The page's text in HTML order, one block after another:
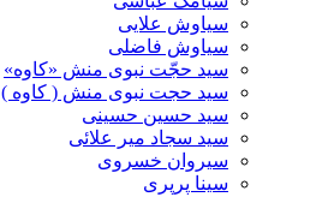
سیاوش علایی
سیاوش فاضلی
سید حجّت نبوی منش «کاوه»
سید حجت نبوی منش ( کاوه )
سید حسین حسینى
سید سجاد میر علائی
سیروان خسروی
سینا پرپری